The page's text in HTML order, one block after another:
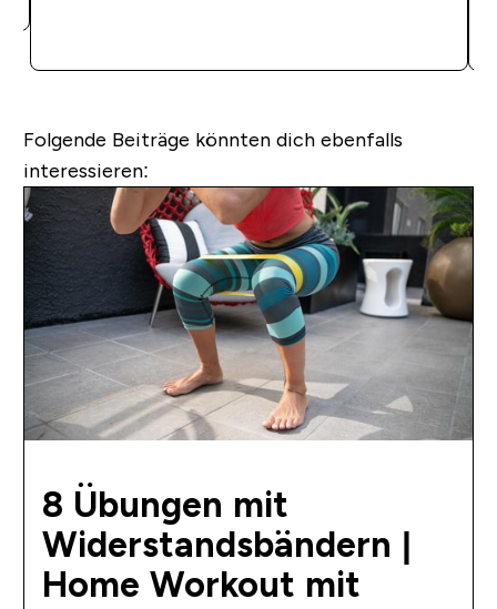
Folgende Beiträge könnten dich ebenfalls
interessieren:
8 Übungen mit
Widerstandsbändern |
Home Workout mit